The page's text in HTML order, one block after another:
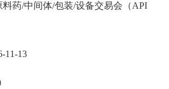
料药/中间体/包装/设备交易会（API
11-13